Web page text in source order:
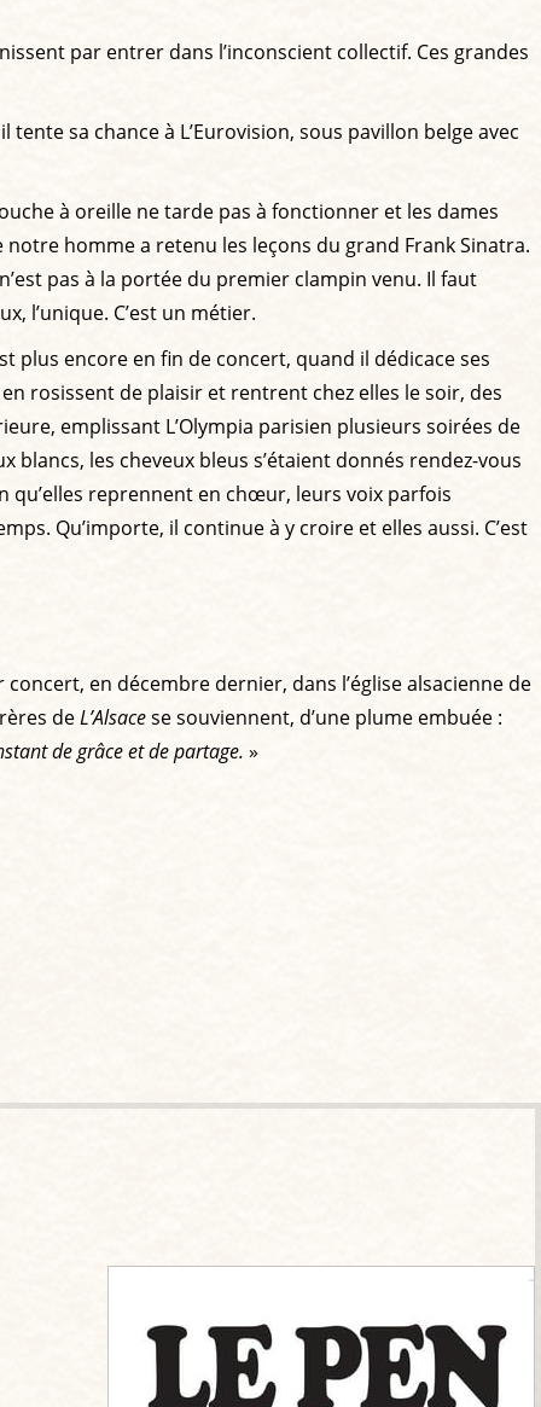
par entrer dans l’inconscient collectif. Ces grandes
sa chance à L’Eurovision, sous pavillon belge avec
à oreille ne tarde pas à fonctionner et les dames
notre homme a retenu les leçons du grand Frank Sinatra.
pas à la portée du premier clampin venu. Il faut
l’unique. C’est un métier.
plus encore en fin de concert, quand il dédicace ses
rosissent de plaisir et rentrent chez elles le soir, des
emplissant L’Olympia parisien plusieurs soirées de
les cheveux bleus s’étaient donnés rendez-vous
qu’elles reprennent en chœur, leurs voix parfois
Qu’importe, il continue à y croire et elles aussi. C’est
en décembre dernier, dans l’église alsacienne de
deL’Alsacese souviennent, d’une plume embuée :
de grâce et de partage. »